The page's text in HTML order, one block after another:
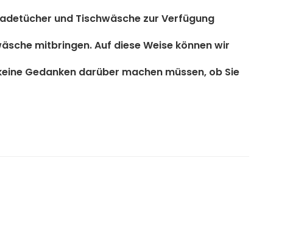
und Tischwäsche zur Verfügung
mitbringen. Auf diese Weise können wir
Gedanken darüber machen müssen, ob Sie